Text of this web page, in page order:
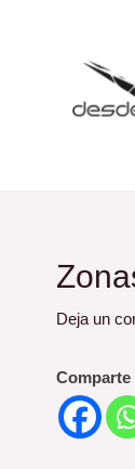
Deja un
Comparte
entradas